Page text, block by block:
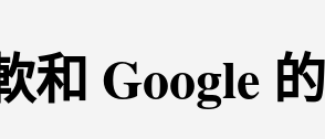
和 Google